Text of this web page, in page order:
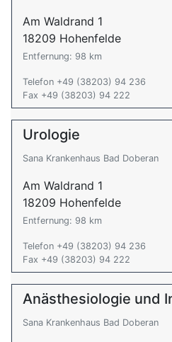
Am Waldrand 1
18209 Hohenfelde
Entfernung: 98 km
Telefon +49 (38203) 94 236
Fax +49 (38203) 94 222
Urologie
Sana Krankenhaus Bad Doberan
Am Waldrand 1
18209 Hohenfelde
Entfernung: 98 km
Telefon +49 (38203) 94 236
Fax +49 (38203) 94 222
Anästhesiologie und
Sana Krankenhaus Bad Doberan